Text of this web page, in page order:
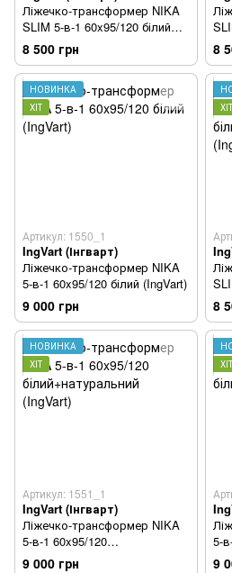
Ліжечко-трансформер NIKA
SLIM 5-в-1 60x95/120 білий
(IngVart)
8 500 грн 8
НОВИНКА
ХІТ
Артикул: 1550_1
IngVart (Інгварт)
Ліжечко-трансформер NIKA
5-в-1 60x95/120 білий (IngVart)
9 000 грн
ХІТ
8
НОВИНКА
ХІТ
Артикул: 1551_1
IngVart (Інгварт)
Ліжечко-трансформер NIKA
5-в-1 60x95/120
білий+натуральний (IngVart)
9 000 грн
ХІТ
5-
9